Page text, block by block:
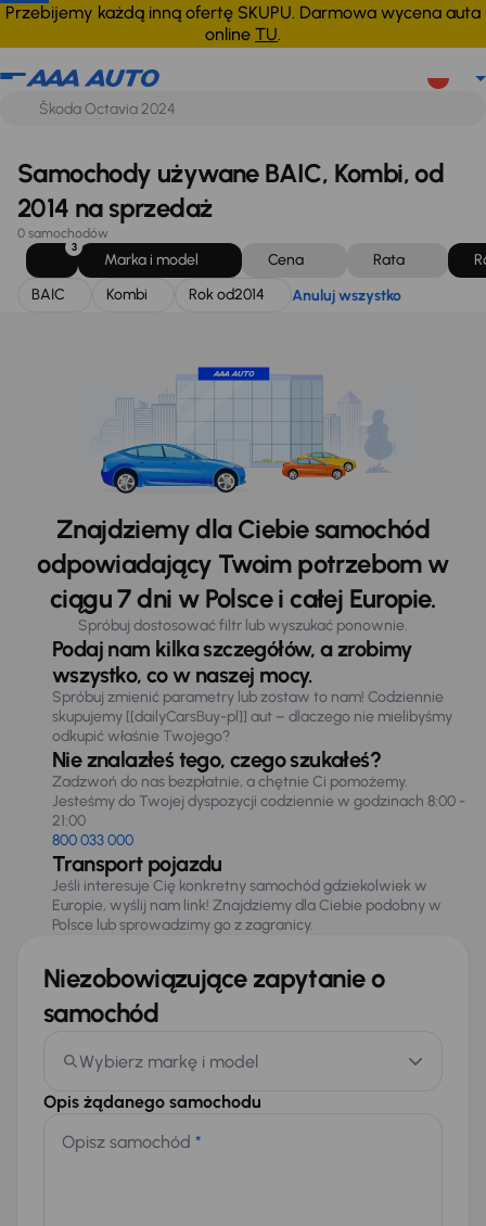
Przebijemy każdą inną ofertę SKUPU. Darmowa wycena auta
online TU.
BAIC Kombi Rok od2014 Anuluj wszystko
Samochody używane BAIC, Kombi, od
2014 na sprzedaż
0 samochodów
3
Marka i model Cena Rata
BAIC
Kombi Rok od2014 Anuluj wszystko
Znajdziemy dla Ciebie samochód
odpowiadający Twoim potrzebom w
ciągu 7 dni w Polsce i całej Europie.
Spróbuj dostosować filtr lub wyszukać ponownie.
Podaj nam kilka szczegółów, a zrobimy
wszystko, co w naszej mocy.
Spróbuj zmienić parametry lub zostaw to nam! Codziennie
skupujemy [[dailyCarsBuy-pl]] aut – dlaczego nie mielibyśmy
odkupić właśnie Twojego?
Nie znalazłeś tego, czego szukałeś?
Zadzwoń do nas bezpłatnie, a chętnie Ci pomożemy.
Jesteśmy do Twojej dyspozycji codziennie w godzinach 8:00 -
21:00
800 033 000
Transport pojazdu
Jeśli interesuje Cię konkretny samochód gdziekolwiek w
Europie, wyślij nam link! Znajdziemy dla Ciebie podobny w
Polsce lub sprowadzimy go z zagranicy.
Niezobowiązujące zapytanie o
samochód
Wybierz markę i model
Opis żądanego samochodu
Opisz samochód *